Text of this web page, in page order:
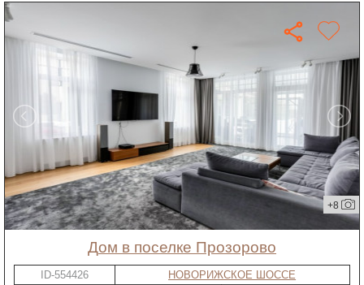
+8
дом в поселке Прозорово
ID-554426
НОВОРИЖСКОЕ ШОССЕ